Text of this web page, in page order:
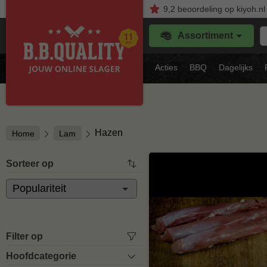
9,2 beoordelingop kiyoh.nl
Assortiment
Acties BBQ Dagelijks
Home Lam Hazen
Sorteer op
Filter op
Hoofdcategorie